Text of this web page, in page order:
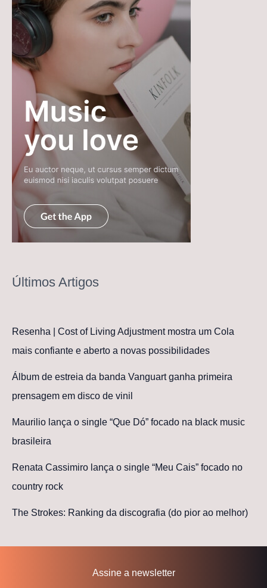
Últimos Artigos
Resenha | Cost of Living Adjustment mostra um Cola
mais confiante e aberto a novas possibilidades
Álbum de estreia da banda Vanguart ganha primeira
prensagem em disco de vinil
Maurilio lança o single “Que Dó” focado na black music
brasileira
Renata Cassimiro lança o single “Meu Cais” focado no
country rock
The Strokes: Ranking da discografia (do pior ao melhor)
Assine a newsletter